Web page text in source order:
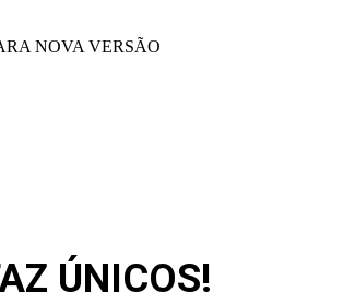
NOVA VERSÃO
ÚNICOS!